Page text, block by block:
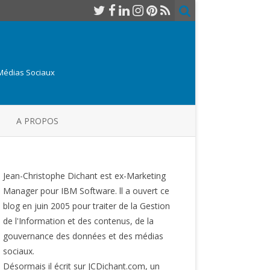
Sociaux
A PROPOS
Jean-Christophe Dichant est ex-Marketing
Manager pour IBM Software. ll a ouvert ce
blog en juin 2005 pour traiter de la Gestion
de l'Information et des contenus, de la
gouvernance des données et des médias
sociaux.
Désormais il écrit sur JCDichant.com, un